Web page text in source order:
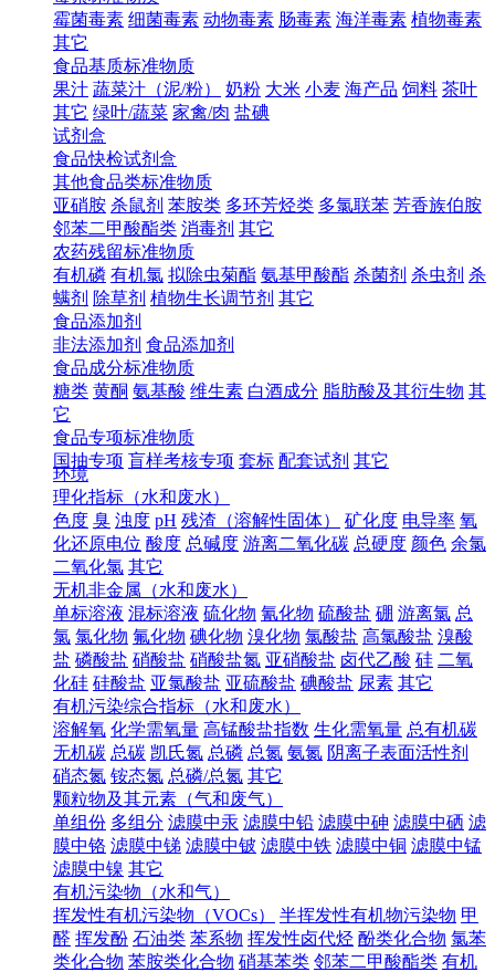
霉菌毒素 细菌毒素 动物毒素 肠毒素 海洋毒素 植物毒素
其它
食品基质标准物质
果汁 蔬菜汁（泥/粉） 奶粉 大米 小麦 海产品 饲料 茶叶
其它 绿叶/蔬菜 家禽/肉 盐碘
试剂盒
食品快检试剂盒
其他食品类标准物质
亚硝胺 杀鼠剂 苯胺类 多环芳烃类 多氯联苯 芳香族伯胺
邻苯二甲酸酯类 消毒剂 其它
农药残留标准物质
有机磷 有机氯 拟除虫菊酯 氨基甲酸酯 杀菌剂 杀虫剂 杀
螨剂 除草剂 植物生长调节剂 其它
食品添加剂
非法添加剂 食品添加剂
食品成分标准物质
糖类 黄酮 氨基酸 维生素 白酒成分 脂肪酸及其衍生物 其
它
食品专项标准物质
国抽专项 盲样考核专项 套标 配套试剂 其它
环境
理化指标（水和废水）
色度 臭 浊度 pH 残渣（溶解性固体） 矿化度 电导率 氧
化还原电位 酸度 总碱度 游离二氧化碳 总硬度 颜色 余氯
二氧化氯 其它
无机非金属（水和废水）
单标溶液 混标溶液 硫化物 氰化物 硫酸盐 硼 游离氯 总
氯 氯化物 氟化物 碘化物 溴化物 氯酸盐 高氯酸盐 溴酸
盐 磷酸盐 硝酸盐 硝酸盐氮 亚硝酸盐 卤代乙酸 硅 二氧
化硅 硅酸盐 亚氯酸盐 亚硫酸盐 碘酸盐 尿素 其它
有机污染综合指标（水和废水）
溶解氧 化学需氧量 高锰酸盐指数 生化需氧量 总有机碳
无机碳 总碳 凯氏氮 总磷 总氮 氨氮 阴离子表面活性剂
硝态氮 铵态氮 总磷/总氮 其它
颗粒物及其元素（气和废气）
单组份 多组分 滤膜中汞 滤膜中铅 滤膜中砷 滤膜中硒 滤
膜中铬 滤膜中锑 滤膜中铍 滤膜中铁 滤膜中铜 滤膜中锰
滤膜中镍 其它
有机污染物（水和气）
挥发性有机污染物（VOCs）
半挥发性有机物污染物 甲
醛 挥发酚 石油类 苯系物 挥发性卤代烃 酚类化合物 氯苯
类化合物 苯胺类化合物 硝基苯类 邻苯二甲酸酯类 有机